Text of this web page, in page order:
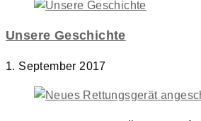
Unsere Geschichte
1. September 2017